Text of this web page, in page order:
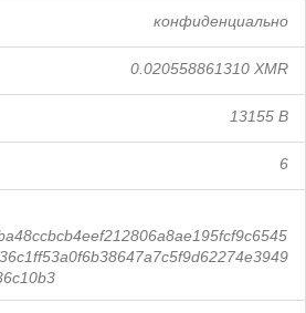
конфиденциально
0.020558861310 XMR
13155 B
6